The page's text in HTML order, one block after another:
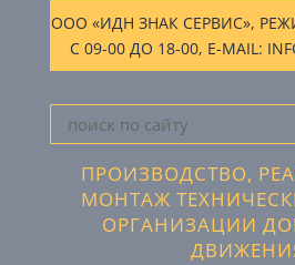
ООО «ИДН ЗНАК СЕРВИС»,
С 09-00 ДО 18-00, E-MAIL:
ПРОИЗВОДСТВО,
МОНТАЖ
ОРГАНИЗАЦИИ